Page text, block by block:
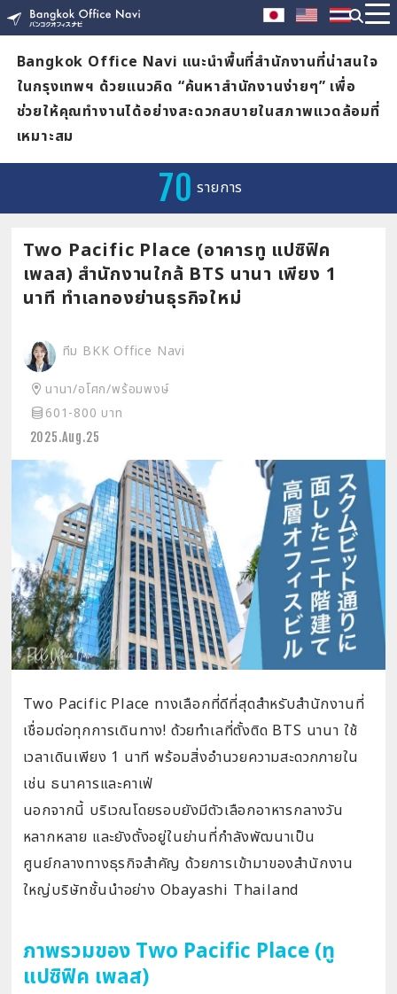
Bangkok Office Navi แนะนำพื้นที่สำนักงานที่น่าสนใจ
ในกรุงเทพฯ ด้วยแนวคิด “ค้นหาสำนักงานง่ายๆ” เพื่อ
ช่วยให้คุณทำงานได้อย่างสะดวกสบายในสภาพแวดล้อมที่
เหมาะสม
70 รายการ
Two Pacific Place (อาคารทู แปซิฟิค
เพลส) สำนักงานใกล้ BTS นานา เพียง 1
นาที ทำเลทองย่านธุรกิจใหม่
ทีม BKK Office Navi
นานา/อโศก/พร้อมพงษ์
601-800 บาท
2025.Aug.25
Two Pacific Place ทางเลือกที่ดีที่สุดสำหรับสำนักงานที่
เชื่อมต่อทุกการเดินทาง! ด้วยทำเลที่ตั้งติด BTS นานา ใช้
เวลาเดินเพียง 1 นาที พร้อมสิ่งอำนวยความสะดวกภายใน
เช่น ธนาคารและคาเฟ่
นอกจากนี้ บริเวณโดยรอบยังมีตัวเลือกอาหารกลางวัน
หลากหลาย และยังตั้งอยู่ในย่านที่กำลังพัฒนาเป็น
ศูนย์กลางทางธุรกิจสำคัญ ด้วยการเข้ามาของสำนักงาน
ใหญ่บริษัทชั้นนำอย่าง Obayashi Thailand
ภาพรวมของ Two Pacific Place (ทู
แปซิฟิค เพลส)